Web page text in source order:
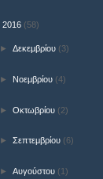
2016 (58)
►Δεκεμβρίου (3)
► Νοεμβρίου (4)
►Οκτωβρίου (2)
►Σεπτεμβρίου (6)
►Αυγούστου (1)